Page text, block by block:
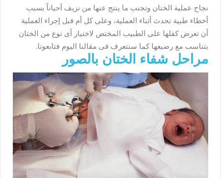
نجاح عملية الختان وتجنب ما ينتج عنها من نزيف أحياناً بسبب
أخطاء طبية تحدث أثناء العملية، وعلى كل أم قبل إجراء العملية
أن تعرض كفلها على الطبيب المختص لاختيار أى نوع من الختان
يتناسب مع رضيعها كما سنتعرف فى مقالنا اليوم فتابعونا.
مراحل شفاء الختان بالصور